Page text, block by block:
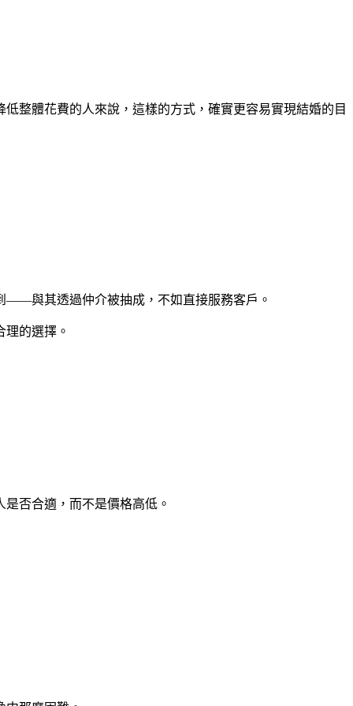
整體花費的人來說，這樣的方式，確實更容易實現結婚的目
——與其透過仲介被抽成，不如直接服務客戶。
的選擇。
否合適，而不是價格高低。